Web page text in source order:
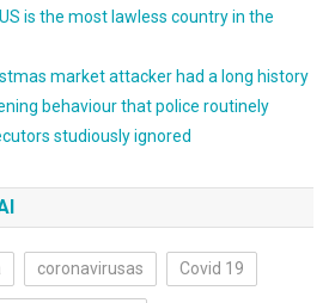
is the most lawless country in the
market attacker had a long history
behaviour that police routinely
studiously ignored
coronavirusas Covid 19